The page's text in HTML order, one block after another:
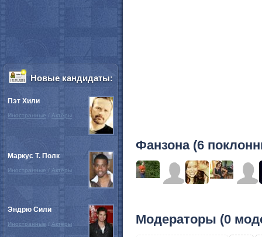
Фанзона (6
Модераторы (0
Новые кандидаты:
Пэт Хили
Иностранные / Актёры
Маркус Т. Полк
Иностранные / Актёры
Эндрю Сили
Иностранные / Актёры